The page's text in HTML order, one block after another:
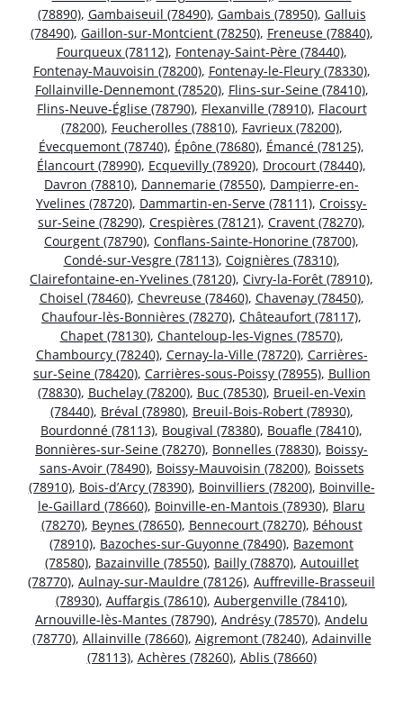
(78890), Gambaiseuil (78490), Gambais (78950), Galluis
(78490), Gaillon-sur-Montcient (78250), Freneuse (78840),
Fourqueux (78112), Fontenay-Saint-Père (78440),
Fontenay-Mauvoisin (78200), Fontenay-le-Fleury (78330),
Follainville-Dennemont (78520), Flins-sur-Seine (78410),
Flins-Neuve-Église (78790), Flexanville (78910), Flacourt
(78200), Feucherolles (78810), Favrieux (78200),
Évecquemont (78740), Épône (78680), Émancé (78125),
Élancourt (78990), Ecquevilly (78920), Drocourt (78440),
Davron (78810), Dannemarie (78550), Dampierre-en-
Yvelines (78720), Dammartin-en-Serve (78111), Croissy-
sur-Seine (78290), Crespières (78121), Cravent (78270),
Courgent (78790), Conflans-Sainte-Honorine (78700),
Condé-sur-Vesgre (78113), Coignières (78310),
Clairefontaine-en-Yvelines (78120), Civry-la-Forêt (78910),
Choisel (78460), Chevreuse (78460), Chavenay (78450),
Chaufour-lès-Bonnières (78270), Châteaufort (78117),
Chapet (78130), Chanteloup-les-Vignes (78570),
Chambourcy (78240), Cernay-la-Ville (78720), Carrières-
sur-Seine (78420), Carrières-sous-Poissy (78955), Bullion
(78830), Buchelay (78200), Buc (78530), Brueil-en-Vexin
(78440), Bréval (78980), Breuil-Bois-Robert (78930),
Bourdonné (78113), Bougival (78380), Bouafle (78410),
Bonnières-sur-Seine (78270), Bonnelles (78830), Boissy-
sans-Avoir (78490), Boissy-Mauvoisin (78200), Boissets
(78910), Bois-d’Arcy (78390), Boinvilliers (78200), Boinville-
le-Gaillard (78660), Boinville-en-Mantois (78930), Blaru
(78270), Beynes (78650), Bennecourt (78270), Béhoust
(78910), Bazoches-sur-Guyonne (78490), Bazemont
(78580), Bazainville (78550), Bailly (78870), Autouillet
(78770), Aulnay-sur-Mauldre (78126), Auffreville-Brasseuil
(78930), Auffargis (78610), Aubergenville (78410),
Arnouville-lès-Mantes (78790), Andrésy (78570), Andelu
(78770), Allainville (78660), Aigremont (78240), Adainville
(78113), Achères (78260), Ablis (78660)